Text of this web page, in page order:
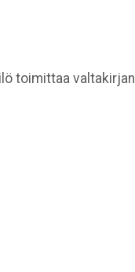
toimittaa valtakirjan